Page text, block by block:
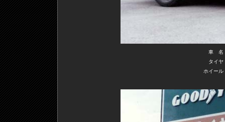
車 名
タイヤ
ホイール